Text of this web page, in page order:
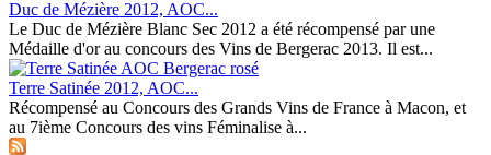
Duc de Mézière 2012, AOC...
Le Duc de Mézière Blanc Sec 2012 a été récompensé par une
Médaille d'or au concours des Vins de Bergerac 2013. Il est...
Terre Satinée 2012, AOC...
Récompensé au Concours des Grands Vins de France à Macon, et
au 7ième Concours des vins Féminalise à...